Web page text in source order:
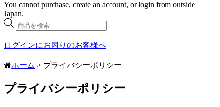
You cannot purchase, create an account, or login from outside
Japan.
商
品
検
ログインにお困りのお客様へ
ホーム > プライバシーポリシー
プライバシーポリシー